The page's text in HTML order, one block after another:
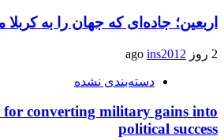
اربعین؛ جاده‌ای که جهان را به
2 روز ago ins2012
دسته‌بندی نشده
for converting military gains into
political success